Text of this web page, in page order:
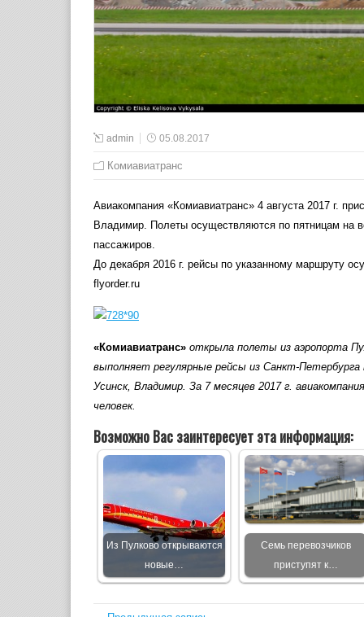
admin 05.08.2017
Комиавиатранс
Авиакомпания «Комиавиатранс» 4 августа 2017 г.
Владимир. Полеты осуществляются по пятницам на
пассажиров.
До декабря 2016 г. рейсы по указанному маршруту
flyorder.ru
«Комиавиатранс» открыла полеты из аэропорта
выполняет регулярные рейсы из Санкт-
Усинск, Владимир. За 7 месяцев 2017 г.
человек.
Возможно Вас заинтересует эта информация:
Из Пулково открываются
новые…
Семь перевозчиков
приступят к…